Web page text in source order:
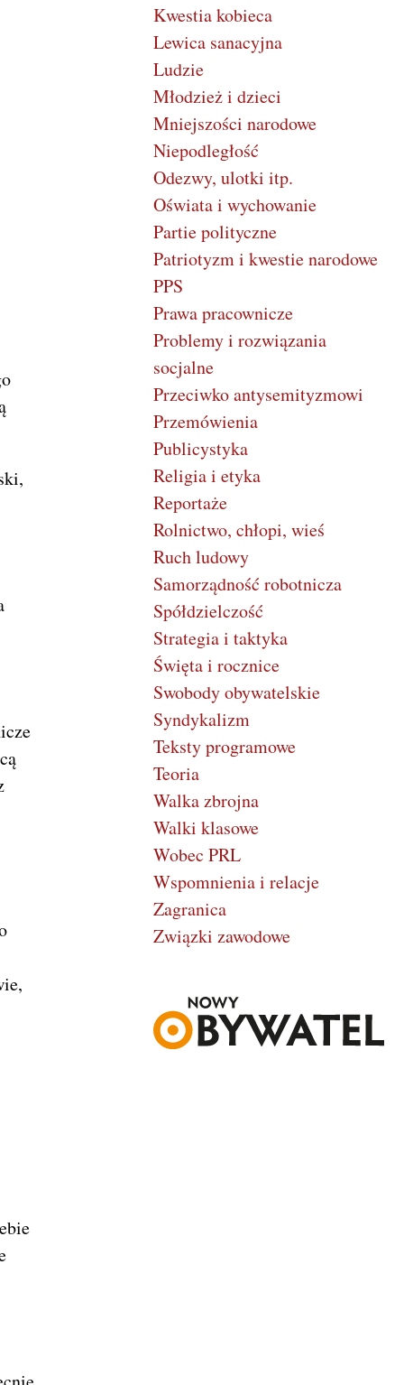
Kwestia kobieca
Lewica sanacyjna
Ludzie
Młodzież i dzieci
Mniejszości narodowe
Niepodległość
Odezwy, ulotki itp.
Oświata i wychowanie
Partie polityczne
Patriotyzm i kwestie narodowe
PPS
Prawa pracownicze
Problemy i rozwiązania
socjalne
Przeciwko antysemityzmowi
Przemówienia
Publicystyka
Religia i etyka
Reportaże
Rolnictwo, chłopi, wieś
Ruch ludowy
Samorządność robotnicza
Spółdzielczość
Strategia i taktyka
Święta i rocznice
Swobody obywatelskie
Syndykalizm
Teksty programowe
Teoria
Walka zbrojna
Walki klasowe
Wobec PRL
Wspomnienia i relacje
Zagranica
Związki zawodowe